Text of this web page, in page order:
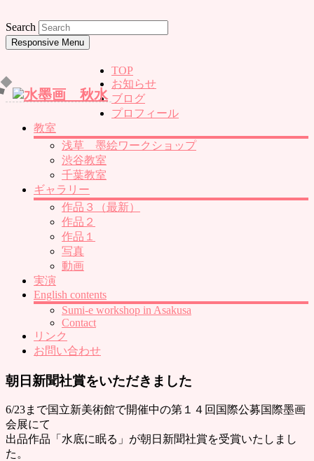
Search
Responsive Menu
TOP
お知らせ
ブログ
プロフィール
教室
浅草 墨絵ワークショップ
渋谷教室
千葉教室
ギャラリー
作品３（最新）
作品２
作品１
写真
動画
実演
English contents
Sumi-e workshop in Asakusa
Contact
リンク
お問い合わせ
朝日新聞社賞をいただきました
6/23まで国立新美術館で開催中の第１４回国際公募国際墨画
会展にて
出品作品「水底に眠る」が朝日新聞社賞を受賞いたしまし
た。